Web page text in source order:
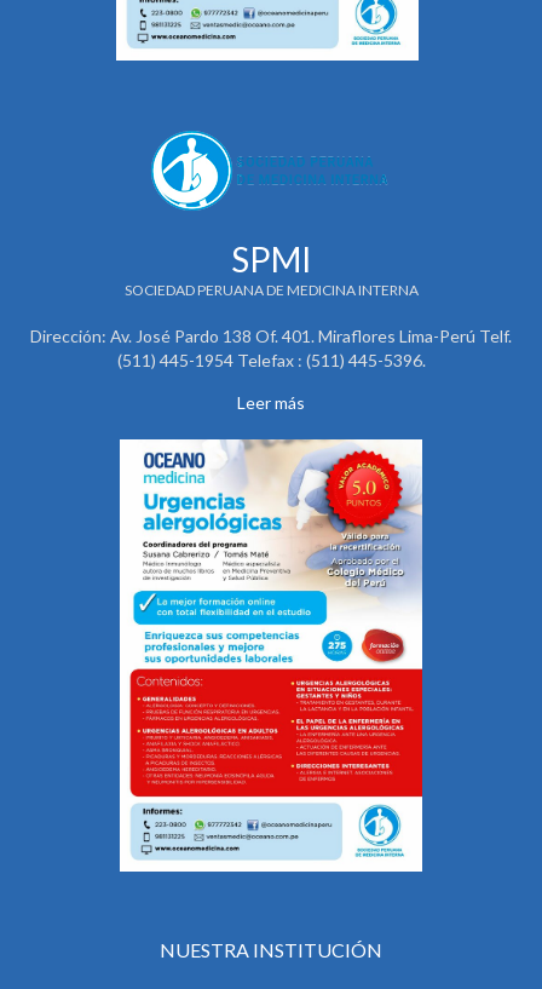
SPMI
SOCIEDAD PERUANA DE MEDICINA INTERNA
Dirección: Av. José Pardo 138 Of. 401. Miraflores Lima-Perú Telf.
(511) 445-1954 Telefax : (511) 445-5396.
Leer más
NUESTRA INSTITUCIÓN